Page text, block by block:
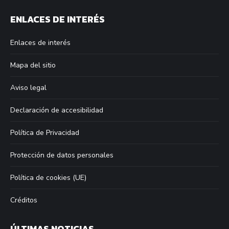
opens
new
window
opens
new
window
opens
new
window
opens
new
ENLACES DE INTERÉS
Enlaces de interés
Mapa del sitio
Aviso legal
Declaración de accesibilidad
Política de Privacidad
Protección de datos personales
Política de cookies (UE)
Créditos